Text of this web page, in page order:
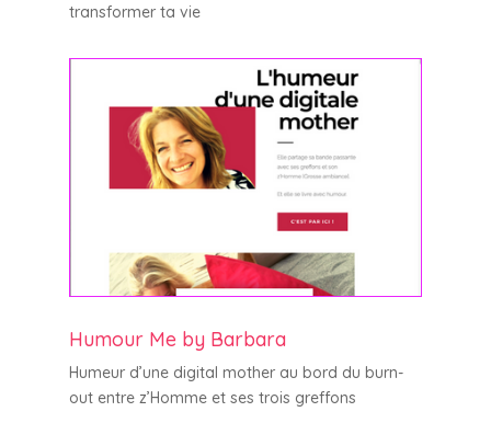
transformer ta vie
Humour Me by Barbara
Humeur d’une digital mother au bord du burn-
out entre z’Homme et ses trois greffons